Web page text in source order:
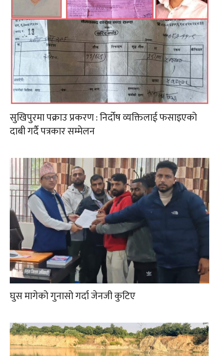
सुखिपुरमा पक्राउ प्रकरण : निर्दोष व्यक्तिलाई फसाइएको
दाबी गर्दै पत्रकार सम्मेलन
घुस मागेको गुनासो गर्दा जेनजी कुटिए